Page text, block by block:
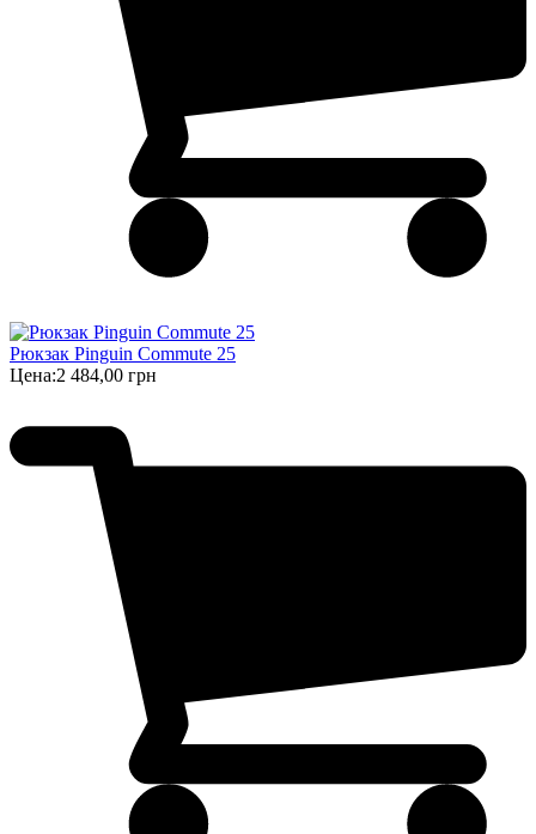
Рюкзак Pinguin Commute 25
Цена:2 484,00 грн